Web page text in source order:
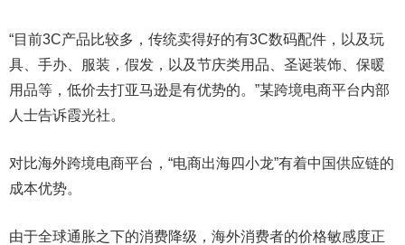
“目前3C产品比较多，传统卖得好的有3C数码配件，以及玩
具、手办、服装，假发，以及节庆类用品、圣诞装饰、保暖
用品等，低价去打亚马逊是有优势的。”某跨境电商平台内部
人士告诉霞光社。
对比海外跨境电商平台，“电商出海四小龙”有着中国供应链的
成本优势。
由于全球通胀之下的消费降级，海外消费者的价格敏感度正